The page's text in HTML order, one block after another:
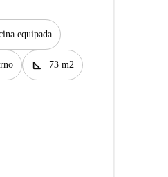
equipada
square_foot 73 m2